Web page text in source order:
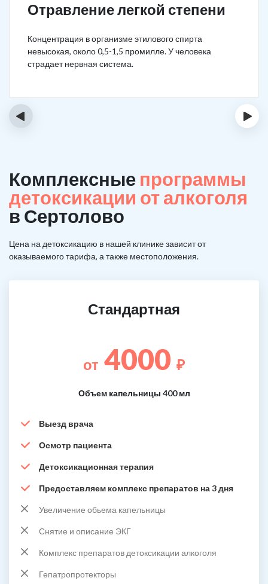
Отравление легкой степени
Концентрация в организме этилового спирта
невысокая, около 0,5-1,5 промилле. У человека
страдает нервная система.
‹ ›
Комплексные программы
детоксикации от алкоголя
в Сертолово
Цена на детоксикацию в нашей клинике зависит от
оказываемого тарифа, а также местоположения.
Стандартная
от 4000 ₽
Объем капельницы 400 мл
Выезд врача
Осмотр пациента
Детоксикационная терапия
Предоставляем комплекс препаратов на 3 дня
Увеличение обьема капельницы
Снятие и описание ЭКГ
Комплекс препаратов детоксикации алкоголя
Гепатропротекторы